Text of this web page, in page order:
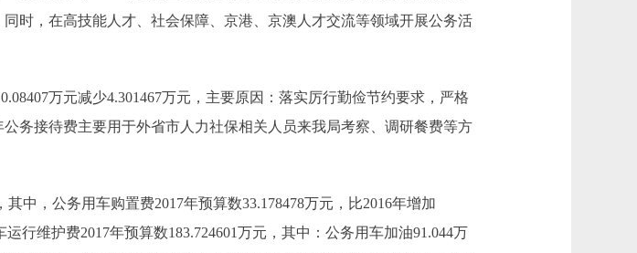
时，在高技能人才、社会保障、京港、京澳人才交流等领域开展公务活
万元减少4.301467万元，主要原因：落实厉行勤俭节约要求，严格
务接待费主要用于外省市人力社保相关人员来我局考察、调研餐费等方
，公务用车购置费2017年预算数33.178478万元，比2016年增加
行维护费2017年预算数183.724601万元，其中：公务用车加油91.044万